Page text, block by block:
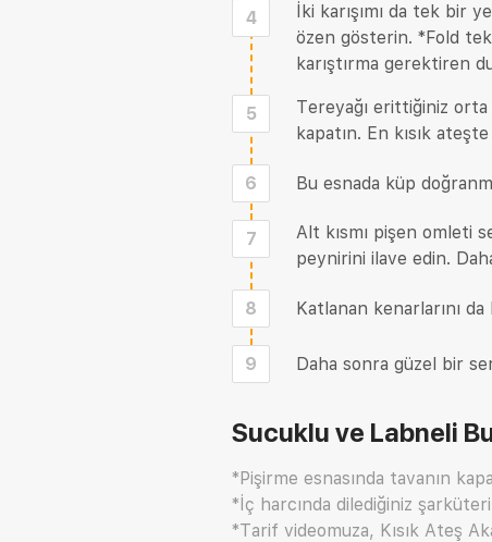
4
İki karışımı da tek bir
özen gösterin. *Fold
karıştırma gerektiren
5
Tereyağı erittiğiniz orta
kapatın. En kısık
6 Bu esnada küp
7
Alt kısmı pişen omleti
peynirini ilave edin.
8 Katlanan kenarlarını da
9 Daha sonra güzel bir
Sucuklu ve Labneli
*Pişirme esnasında tavanın
*İç harcında dilediğiniz
*Tarif videomuza, Kısık Ateş